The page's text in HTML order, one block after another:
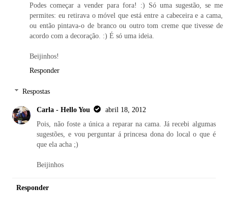
Podes começar a vender para fora! :) Só uma sugestão, se me
permites: eu retirava o móvel que está entre a cabeceira e a cama,
ou então pintava-o de branco ou outro tom creme que tivesse de
acordo com a decoração. :) É só uma ideia.
Beijinhos!
Responder
Respostas
Carla - Hello You
abril 18, 2012
Pois, não foste a única a reparar na cama. Já recebi algumas
sugestões, e vou perguntar á princesa dona do local o que é
que ela acha ;)
Beijinhos
Responder